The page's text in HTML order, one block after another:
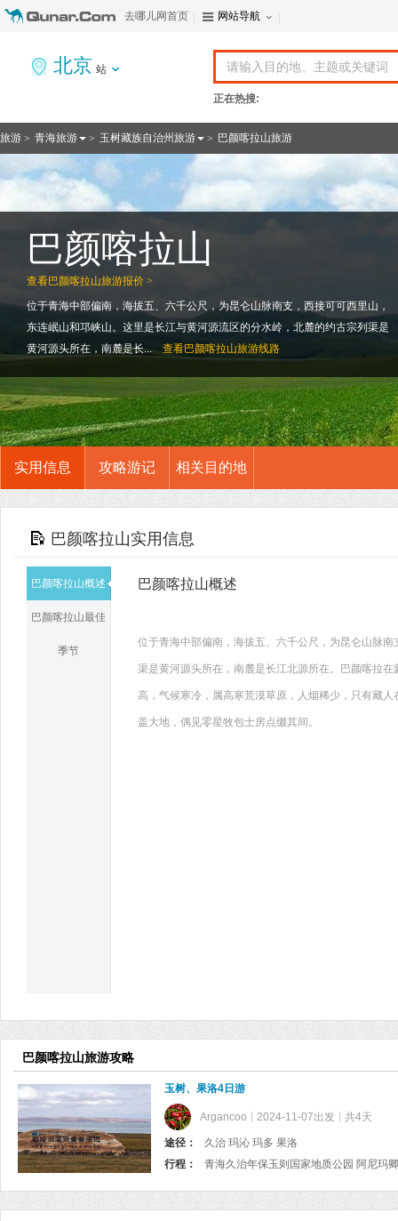
去哪儿网首页 网站导航
北京 站
正在热搜:
旅游 > 青海旅游 > 玉树藏族自治州旅游 > 巴颜喀拉山旅游
查看巴颜喀拉山旅游报价 >
巴颜喀拉山
位于青海中部偏南，海拔五、六千公尺，为昆仑山脉南支，西接可可西里山，
东连岷山和邛峡山。这里是长江与黄河源流区的分水岭，北麓的约古宗列渠是
黄河源头所在，南麓是长...
查看巴颜喀拉山旅游线路
实用信息 攻略游记 相关目的地
巴颜喀拉山实用信息
巴颜喀拉山概述
巴颜喀拉山最佳
季节
巴颜喀拉山概述
位于青海中部偏南，海拔五、六千公尺，为昆仑山脉
渠是黄河源头所在，南麓是长江北源所在。巴颜喀拉
高，气候寒冷，属高寒荒漠草原，人烟稀少，只有藏
盖大地，偶见零星牧包士房点缀其间。
巴颜喀拉山旅游攻略
玉树、果洛4日游
Argancoo 2024-11-07出发 共4天
途径：
久治 玛沁 玛多 果洛
行程：
青海久治年保玉则国家地质公园 阿尼玛